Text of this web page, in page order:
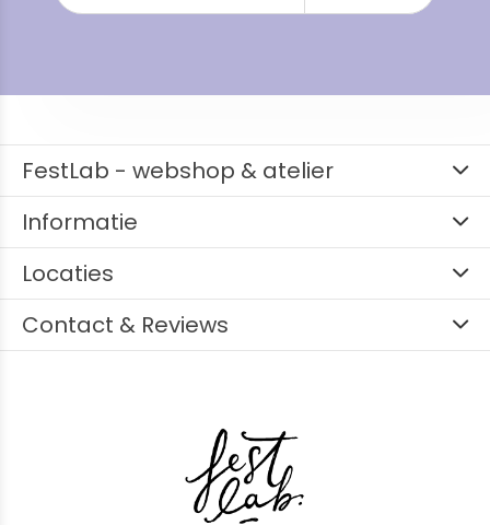
FestLab - webshop & atelier
Informatie
Locaties
Contact & Reviews